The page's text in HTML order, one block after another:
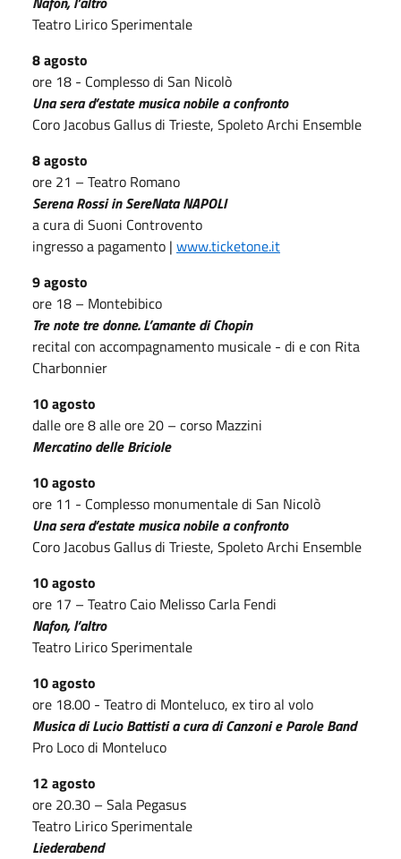
Teatro Lirico Sperimentale
8 agosto
ore 18 - Complesso di San Nicolò
Una sera d’estate musica nobile a confronto
Coro Jacobus Gallus di Trieste, Spoleto Archi Ensemble
8 agosto
ore 21 – Teatro Romano
Serena Rossi in SereNata NAPOLI
a cura di Suoni Controvento
ingresso a pagamento | www.ticketone.it
9 agosto
ore 18 – Montebibico
Tre note tre donne. L’amante di Chopin
recital con accompagnamento musicale - di e con Rita
Charbonnier
10 agosto
dalle ore 8 alle ore 20 – corso Mazzini
Mercatino delle Briciole
10 agosto
ore 11 - Complesso monumentale di San Nicolò
Una sera d’estate musica nobile a confronto
Coro Jacobus Gallus di Trieste, Spoleto Archi Ensemble
10 agosto
ore 17 – Teatro Caio Melisso Carla Fendi
Nafon, l’altro
Teatro Lirico Sperimentale
10 agosto
ore 18.00 - Teatro di Monteluco, ex tiro al volo
Musica di Lucio Battisti a cura di Canzoni e Parole Band
Pro Loco di Monteluco
12 agosto
ore 20.30 – Sala Pegasus
Teatro Lirico Sperimentale
Liederabend